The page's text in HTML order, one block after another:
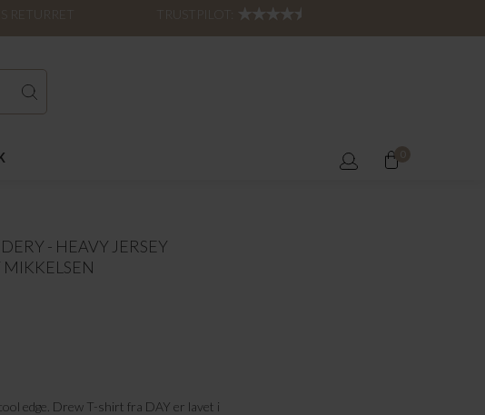
RETURRET
0
- HEAVY JERSEY
MIKKELSEN
edge. Drew T-shirt fra DAY er lavet i